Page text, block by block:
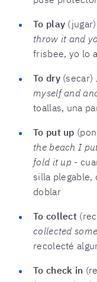
To play (jugar)
throw it and
frisbee, yo lo
To dry(secar)
myself and
toallas, una
To put up
the beach I
fold it up -
silla plegable,
doblar
To collect
collected
recolecté
To check in